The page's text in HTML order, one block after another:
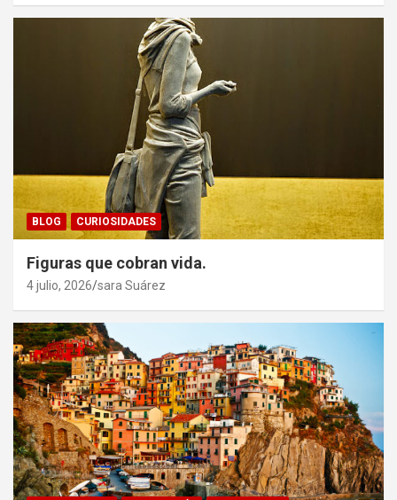
BLOG CURIOSIDADES
Figuras que cobran vida.
4 julio, 2026 sara Suárez